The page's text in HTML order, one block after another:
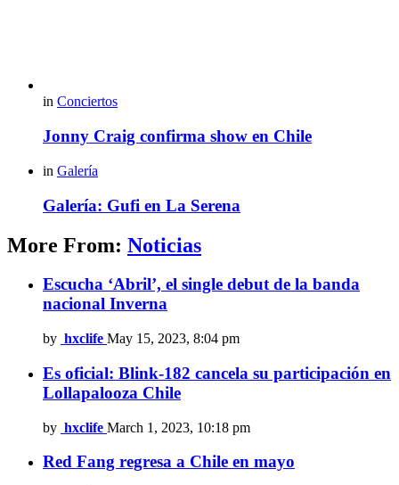
in Conciertos
Jonny Craig confirma show en Chile
in Galería
Galería: Gufi en La Serena
More From: Noticias
Escucha ‘Abril’, el single debut de la banda
nacional Inverna
by hxclife May 15, 2023, 8:04 pm
Es oficial: Blink-182 cancela su participación en
Lollapalooza Chile
by hxclife March 1, 2023, 10:18 pm
Red Fang regresa a Chile en mayo